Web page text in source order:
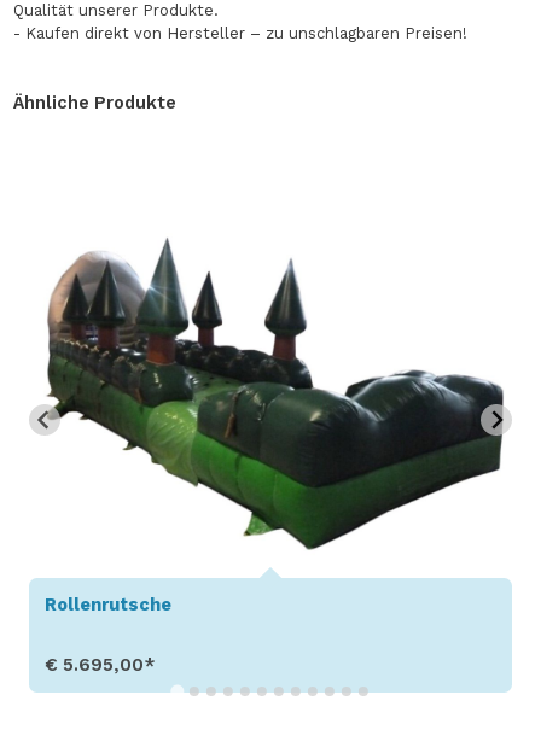
Qualität unserer Produkte.
- Kaufen direkt von Hersteller – zu unschlagbaren Preisen!
Ähnliche Produkte
Rollenrutsche
€ 5.695,00*